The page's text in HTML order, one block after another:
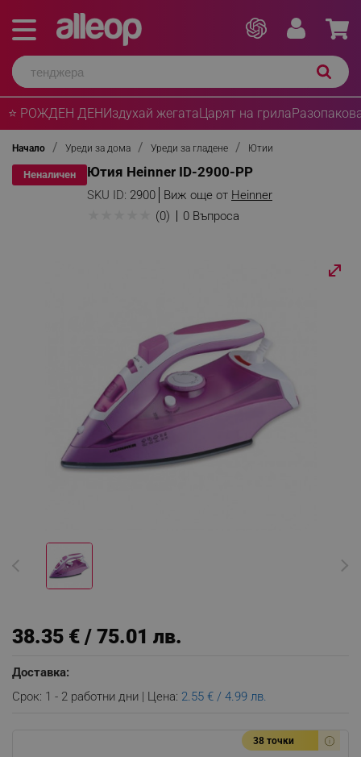
⭐ РОЖДЕН ДЕНИздухай жегатаЦарят на грила
Начало Уреди за дома Уреди за гладене Ютии
Неналичен Ютия Heinner ID-2900-PP
SKU ID: 2900 Виж още от Heinner
(0) 0 Въпроса
38.35 € / 75.01 лв.
Доставка:
Срок: 1 - 2 работни дни | Цена: 2.55 € / 4.99 лв.
38 точки